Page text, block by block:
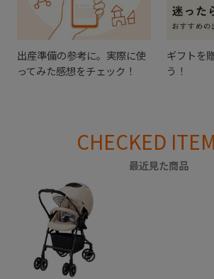
出産準備の参考に。実際に使
ってみた感想をチェック！
ギフトを
う！
CHECKED ITEM
最近見た商品